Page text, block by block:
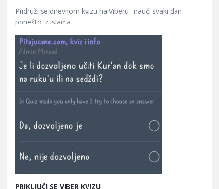
Pridruži se dnevnom kvizu na Viberu i nauči svaki dan
ponešto iz islama.
PRIKLJUČI SE VIBER KVIZU